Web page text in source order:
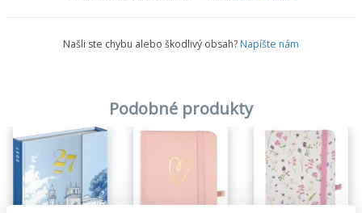
na písacie potreby a papierové vrecko na drobnosti.
Našli ste chybu alebo škodlivý obsah? Napíšte nám
Podobné produkty